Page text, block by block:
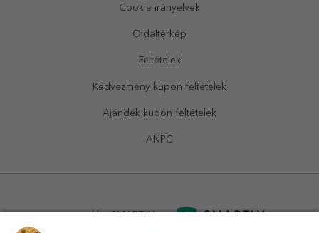
Cookie irányelvek
Oldaltérkép
Feltételek
Kedvezmény kupon feltételek
Ajándék kupon feltételek
ANPC
powered bySMARTLY.ro